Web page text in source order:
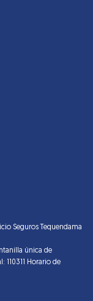
Seguros Tequendama
única de
Horario de